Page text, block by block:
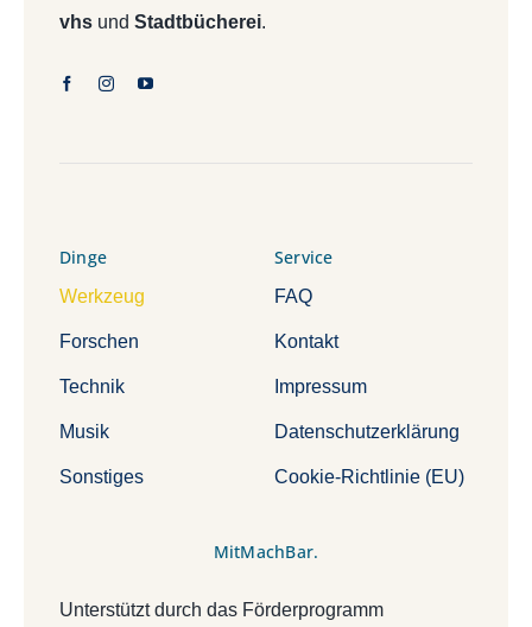
vhsund Stadtbücherei.
Dinge
Werkzeug
Forschen
Technik
Musik
Sonstiges
Service
FAQ
Kontakt
Impressum
Datenschutzerklärung
Cookie-Richtlinie (EU)
MitMachBar.
Unterstützt durch das Förderprogramm